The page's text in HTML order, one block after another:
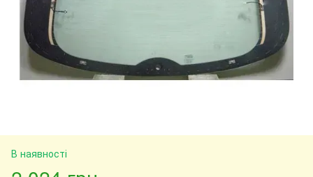
В наявності